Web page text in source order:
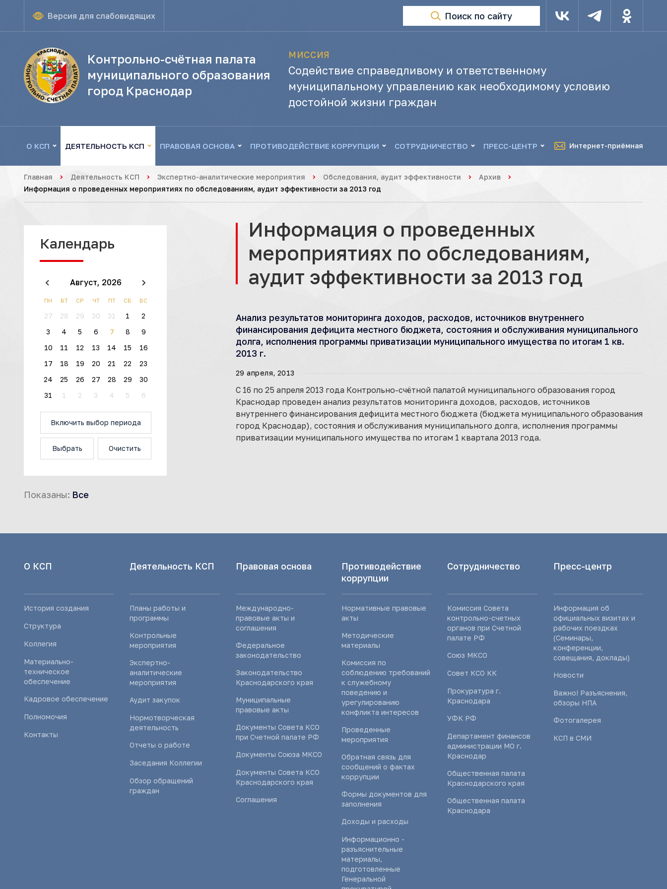
Версия для слабовидящих Поиск по сайту
Контрольно-счётная палата
муниципального образования
город Краснодар
МИССИЯ
Содействие справедливому и ответственному
муниципальному управлению как необходимому условию
достойной жизни граждан
О КСП ДЕЯТЕЛЬНОСТЬ КСП ПРАВОВАЯ ОСНОВА ПРОТИВОДЕЙСТВИЕ КОРРУПЦИИ СОТРУДНИЧЕСТВО ПРЕСС-ЦЕНТР Интернет-приёмная
Главная Деятельность КСП Экспертно-аналитические мероприятия Обследования, аудит эффективности
Архив
Информация о проведенных мероприятиях по обследованиям, аудит эффективности за 2013 год
Календарь
Август, 2026
ПН ВТ СР ЧТ ПТ СБ ВС
27 28 29 30 31 1
2
3
4 5 6 7 8
9
10
11 12 13 14 15
16
17
18 19 20 21 22
23
24
25 26 27 28 29
30
31
1 2 3 4 5 6
Включить выбор периода
Выбрать Очистить
Показаны: Все
Информация о проведенных
мероприятиях по обследованиям,
аудит эффективности за 2013 год
Анализ результатов мониторинга доходов, расходов, источников внутреннего
финансирования дефицита местного бюджета, состояния и обслуживания муниципального
долга, исполнения программы приватизации муниципального имущества по итогам 1 кв.
2013 г.
29 апреля, 2013
С 16 по 25 апреля 2013 года Контрольно-счётной палатой муниципального образования город
Краснодар проведен анализ результатов мониторинга доходов, расходов, источников
внутреннего финансирования дефицита местного бюджета (бюджета муниципального образования
город Краснодар), состояния и обслуживания муниципального долга, исполнения программы
приватизации муниципального имущества по итогам 1 квартала 2013 года.
О КСП
История создания
Структура
Коллегия
Материально-
техническое
обеспечение
Кадровое обеспечение
Полномочия
Контакты
Деятельность КСП
Планы работы и
программы
Контрольные
мероприятия
Экспертно-
аналитические
мероприятия
Аудит закупок
Нормотворческая
деятельность
Отчеты о работе
Заседания Коллегии
Обзор обращений
граждан
Правовая основа
Международно-
правовые акты и
соглашения
Федеральное
законодательство
Законодательство
Краснодарского края
Муниципальные
правовые акты
Документы Совета КСО
при Счетной палате РФ
Документы Союза МКСО
Документы Совета КСО
Краснодарского края
Соглашения
Противодействие
коррупции
Нормативные правовые
акты
Методические
материалы
Комиссия по
соблюдению требований
к служебному
поведению и
урегулированию
конфликта интересов
Проведенные
мероприятия
Обратная связь для
сообщений о фактах
коррупции
Формы документов для
заполнения
Доходы и расходы
Информационно -
разъяснительные
материалы,
подготовленные
Генеральной
Сотрудничество
Комиссия Совета
контрольно-счетных
органов при Счетной
палате РФ
Союз МКСО
Совет КСО КК
Прокуратура г.
Краснодара
УФК РФ
Департамент финансов
администрации МО г.
Краснодар
Общественная палата
Краснодарского края
Общественная палата
Краснодара
Пресс-центр
Информация об
официальных визитах и
рабочих поездках
(Семинары,
конференции,
совещания, доклады)
Новости
Важно! Разъяснения,
обзоры НПА
Фотогалерея
КСП в СМИ